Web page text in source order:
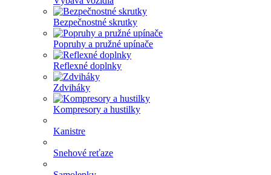
Bezpečnostné skrutky
Popruhy a pružné upínače
Reflexné doplnky
Zdviháky
Kompresory a hustilky
Kanistre
Snehové reťaze